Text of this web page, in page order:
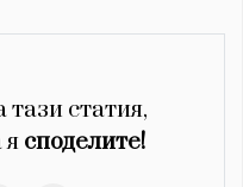
статия,
я споделите!